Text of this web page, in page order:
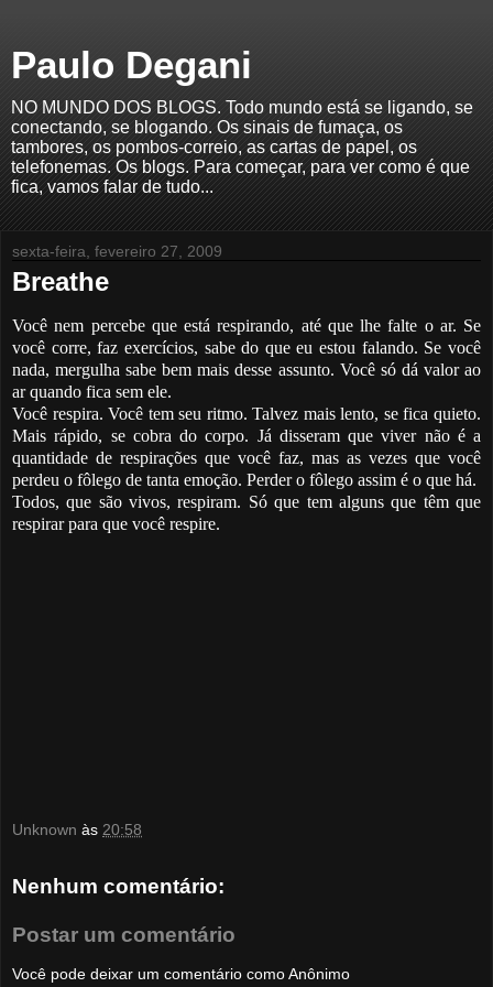
Paulo Degani
NO MUNDO DOS BLOGS. Todo mundo está se ligando, se
conectando, se blogando. Os sinais de fumaça, os
tambores, os pombos-correio, as cartas de papel, os
telefonemas. Os blogs. Para começar, para ver como é que
fica, vamos falar de tudo...
sexta-feira, fevereiro 27, 2009
Breathe
Você nem percebe que está respirando, até que lhe falte o ar. Se
você corre, faz exercícios, sabe do que eu estou falando. Se você
nada, mergulha sabe bem mais desse assunto. Você só dá valor ao
ar quando fica sem ele.
Você respira. Você tem seu ritmo. Talvez mais lento, se fica quieto.
Mais rápido, se cobra do corpo. Já disseram que viver não é a
quantidade de respirações que você faz, mas as vezes que você
perdeu o fôlego de tanta emoção. Perder o fôlego assim é o que há.
Todos, que são vivos, respiram. Só que tem alguns que têm que
respirar para que você respire.
Unknown às 20:58
Nenhum comentário:
Postar um comentário
Você pode deixar um comentário como Anônimo